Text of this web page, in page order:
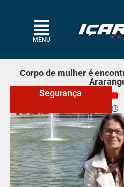
MENU
Corpo de mulher é
Segurança